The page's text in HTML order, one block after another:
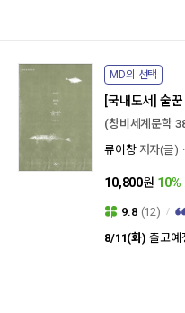
MD의 선택
[국내도서] 술꾼
(창비세계문학
류이창 저자(글)
10,800원 10%
9.8 (12)
8/11(화) 출고예